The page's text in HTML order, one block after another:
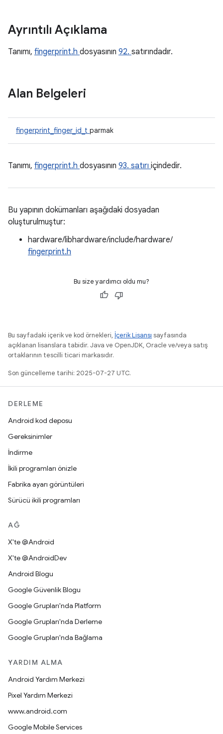
Ayrıntılı Açıklama
Tanımı, fingerprint.h dosyasının 92. satırındadır.
Alan Belgeleri
fingerprint_finger_id_t parmak
Tanımı, fingerprint.h dosyasının 93. satırı içindedir.
Bu yapının dokümanları aşağıdaki dosyadan
oluşturulmuştur:
hardware/libhardware/include/hardware/
fingerprint.h
Bu size yardımcı oldu mu?
Bu sayfadaki içerik ve kod örnekleri, İçerik Lisansı sayfasında
açıklanan lisanslara tabidir. Java ve OpenJDK, Oracle ve/veya satış
ortaklarının tescilli ticari markasıdır.
Son güncelleme tarihi: 2025-07-27 UTC.
DERLEME
Android kod deposu
Gereksinimler
İndirme
İkili programları önizle
Fabrika ayarı görüntüleri
Sürücü ikili programları
AĞ
X'te @Android
X'te @AndroidDev
Android Blogu
Google Güvenlik Blogu
Google Grupları'nda Platform
Google Grupları'nda Derleme
Google Grupları'nda Bağlama
YARDIM ALMA
Android Yardım Merkezi
Pixel Yardım Merkezi
www.android.com
Google Mobile Services